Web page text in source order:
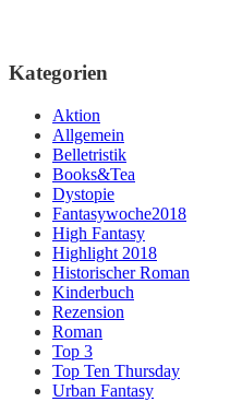
Kategorien
Aktion
Allgemein
Belletristik
Books&Tea
Dystopie
Fantasywoche2018
High Fantasy
Highlight 2018
Historischer Roman
Kinderbuch
Rezension
Roman
Top 3
Top Ten Thursday
Urban Fantasy